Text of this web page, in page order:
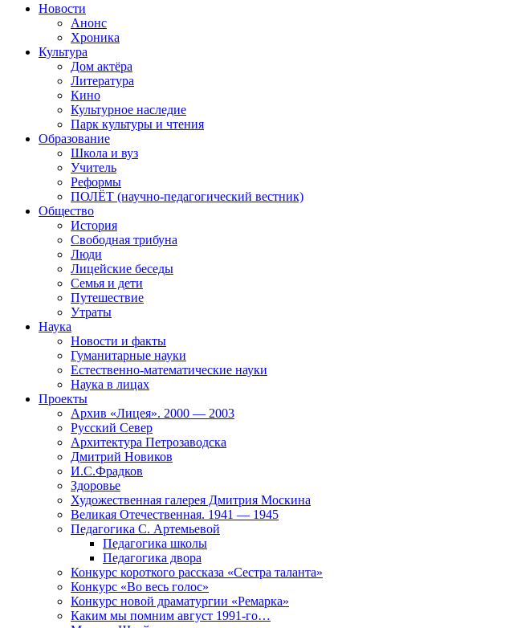
Новости
Анонс
Хроника
Культура
Дом актёра
Литература
Кино
Культурное наследие
Парк культуры и чтения
Образование
Школа и вуз
Учитель
Реформы
ПОЛЁТ (научно-педагогический вестник)
Общество
История
Свободная трибуна
Люди
Лицейские беседы
Семья и дети
Путешествие
Утраты
Наука
Новости и факты
Гуманитарные науки
Естественно-математические науки
Наука в лицах
Проекты
Архив «Лицея». 2000 — 2003
Русский Север
Архитектура Петрозаводска
Дмитрий Новиков
И.С.Фрадков
Здоровье
Художественная галерея Дмитрия Москина
Великая Отечественная. 1941 — 1945
Педагогика С. Артемьевой
Педагогика школы
Педагогика двора
Конкурс короткого рассказа «Сестра таланта»
Конкурс «Во весь голос»
Конкурс новой драматургии «Ремарка»
Каким мы помним август 1991-го…